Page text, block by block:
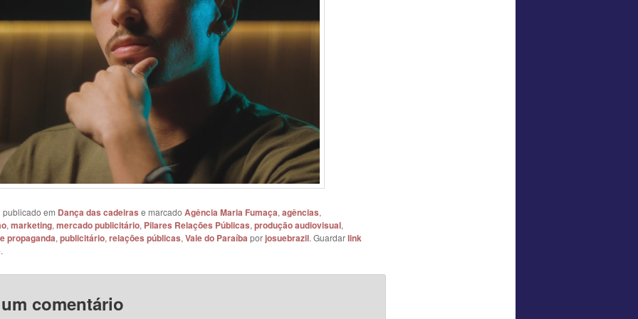
publicado em Dança das cadeiras e marcado Agência Maria Fumaça, agências,
, marketing, mercado publicitário, Pilares Relações Públicas, produção audiovisual,
propaganda, publicitário, relações públicas, Vale do Paraíba porjosuebrazil. Guardarlink
.
comentário